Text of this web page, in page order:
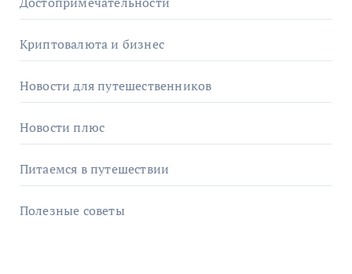
Криптовалюта и бизнес
Новости для путешественников
Новости плюс
Питаемся в путешествии
Полезные советы